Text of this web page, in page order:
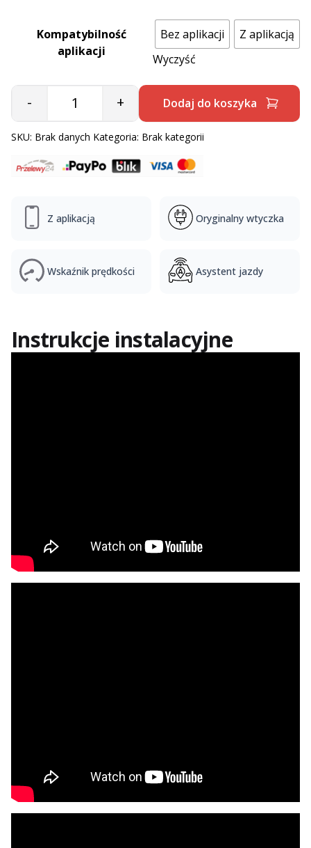
Kompatybilność
aplikacji
Bez aplikacji
Z aplikacją
Wyczyść
Quantity
- + Dodaj do koszyka
SKU: Brak danych Kategoria: Brak kategorii
Z aplikacją Oryginalny wtyczka
Wskaźnik prędkości Asystent jazdy
Instrukcje instalacyjne